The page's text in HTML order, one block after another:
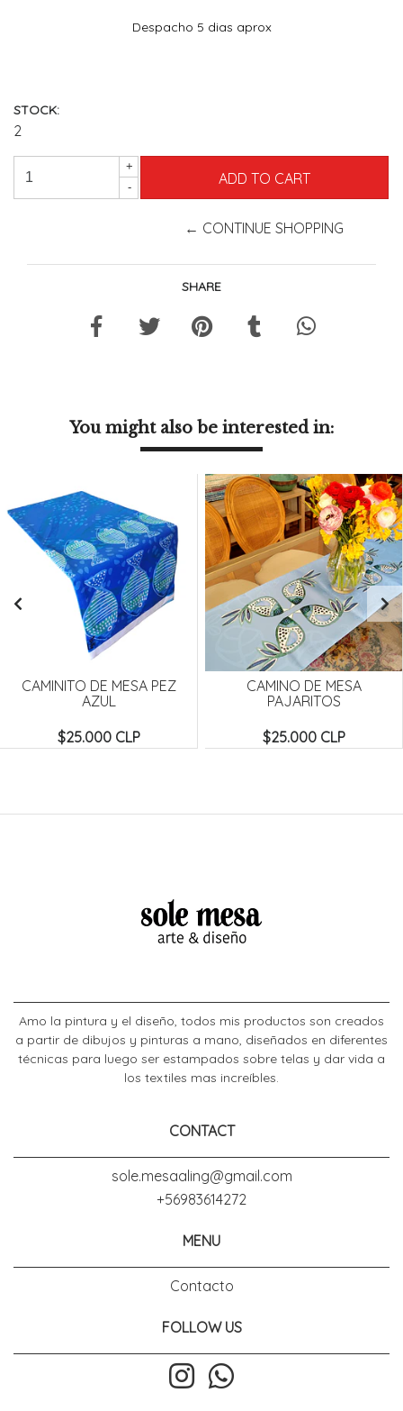
Despacho 5 dias aprox
STOCK:
2
+
-
← CONTINUE SHOPPING
SHARE
You might also be interested in:
CAMINITO DE MESA PEZ
AZUL
$25.000 CLP
CAMINO DE MESA
PAJARITOS
$25.000 CLP
Amo la pintura y el diseño, todos mis productos son creados
a partir de dibujos y pinturas a mano, diseñados en diferentes
técnicas para luego ser estampados sobre telas y dar vida a
los textiles mas increíbles.
CONTACT
sole.mesaaling@gmail.com
+56983614272
MENU
Contacto
FOLLOW US